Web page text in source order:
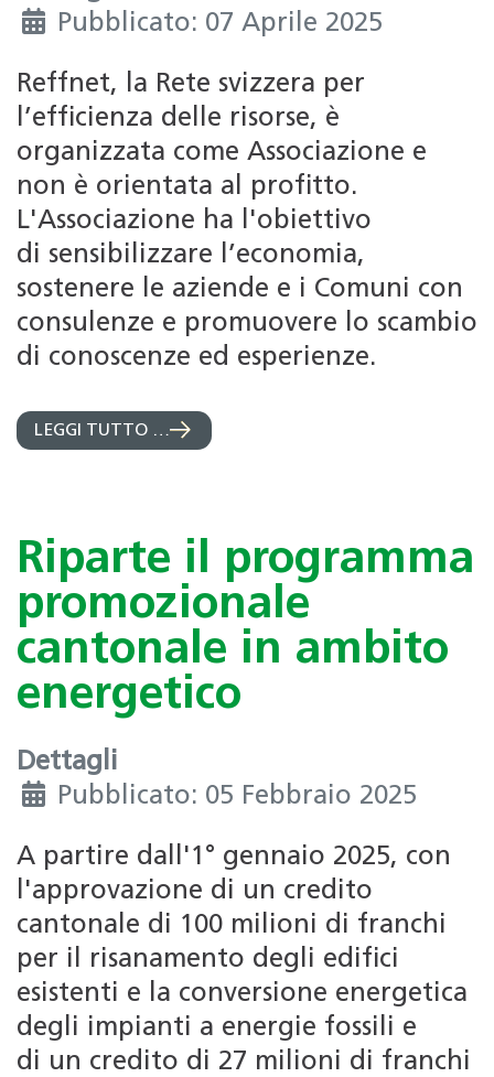
Pubblicato: 07 Aprile 2025
Reffnet, la Rete svizzera per
l’efficienza delle risorse, è
organizzata come Associazione e
non è orientata al profitto.
L'Associazione ha l'obiettivo
di sensibilizzare l’economia,
sostenere le aziende e i Comuni con
consulenze e promuovere lo scambio
di conoscenze ed esperienze.
LEGGI TUTTO …
Riparte il programma
promozionale
cantonale in ambito
energetico
Dettagli
Pubblicato: 05 Febbraio 2025
A partire dall'1° gennaio 2025, con
l'approvazione di un credito
cantonale di 100 milioni di franchi
per il risanamento degli edifici
esistenti e la conversione energetica
degli impianti a energie fossili e
di un credito di 27 milioni di franchi